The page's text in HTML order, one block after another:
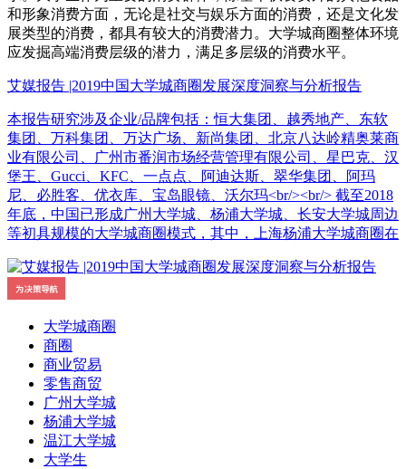
和形象消费方面，无论是社交与娱乐方面的消费，还是文化发
展类型的消费，都具有较大的消费潜力。大学城商圈整体环境
应发掘高端消费层级的潜力，满足多层级的消费水平。
艾媒报告 |2019中国大学城商圈发展深度洞察与分析报告
本报告研究涉及企业/品牌包括：恒大集团、越秀地产、东软
集团、万科集团、万达广场、新尚集团、北京八达岭精奥莱商
业有限公司、广州市番润市场经营管理有限公司、星巴克、汉
堡王、Gucci、KFC、一点点、阿迪达斯、翠华集团、阿玛
尼、必胜客、优衣库、宝岛眼镜、沃尔玛<br/><br/> 截至2018
年底，中国已形成广州大学城、杨浦大学城、长安大学城周边
等初具规模的大学城商圈模式，其中，上海杨浦大学城商圈在
大学城商圈
商圈
商业贸易
零售商贸
广州大学城
杨浦大学城
温江大学城
大学生